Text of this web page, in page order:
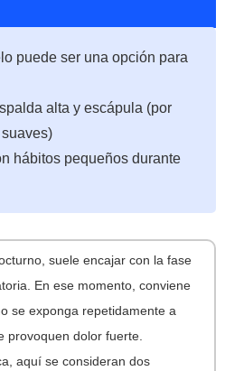
puede ser una opción para
alta y escápula (por
hábitos pequeños durante
suele encajar con la fase
En ese momento, conviene
se exponga repetidamente a
provoquen dolor fuerte.
aquí se consideran dos